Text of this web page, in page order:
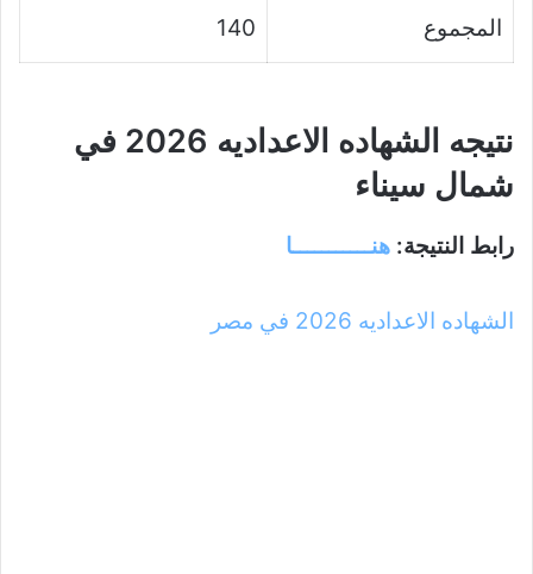
المجموع 140
نتيجه الشهاده الاعداديه 2026 في
شمال سيناء
رابط النتيجة: هنـــــــــــا
الشهاده الاعداديه 2026 في مصر